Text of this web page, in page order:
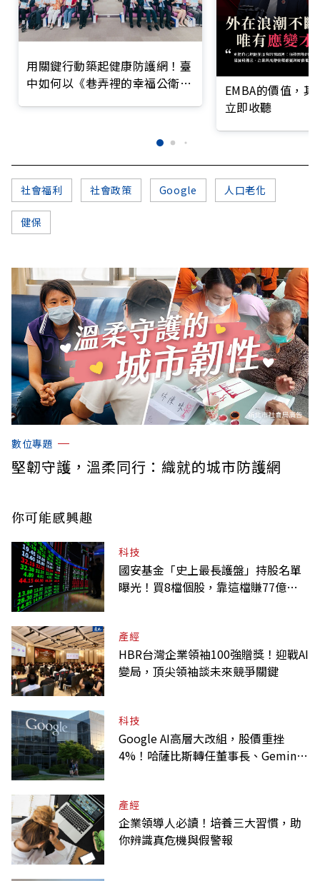
用關鍵行動築起健康防護網！臺
中如何以《巷弄裡的幸福公衛》
EMBA的價值，
立即收聽
社會福利 社會政策 Google 人口老化
健保
數位專題
堅韌守護，溫柔同行：織就的城市防護網
你可能感興趣
科技
國安基金「史上最長護盤」持股名單
曝光！買8檔個股，靠這檔賺77億最
產經
HBR台灣企業領袖100強贈獎！迎戰AI
變局，頂尖領袖談未來競爭關鍵
科技
Google AI高層大改組，股價重挫
4%！哈薩比斯轉任董事長、Gemini
產經
企業領導人必讀！培養三大習慣，助
你辨識真危機與假警報